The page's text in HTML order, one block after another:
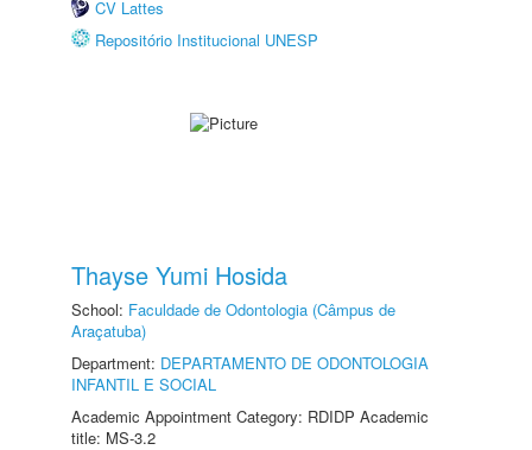
CV Lattes
Repositório Institucional UNESP
Thayse Yumi Hosida
School: Faculdade de Odontologia (Câmpus de
Araçatuba)
Department: DEPARTAMENTO DE ODONTOLOGIA
INFANTIL E SOCIAL
Academic Appointment Category: RDIDP Academic
title: MS-3.2